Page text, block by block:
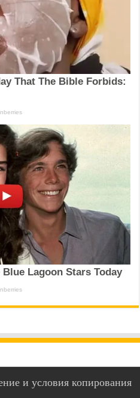
и условия копирования